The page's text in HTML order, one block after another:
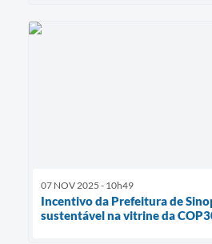
07 NOV 2025 - 10h49
Incentivo da Prefeitura de
sustentável na vitrine da